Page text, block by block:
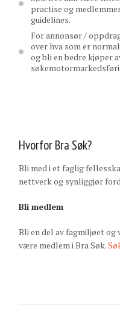
practise og
guidelines.
For annonsør /
over hva som er
og bli en bedre kjøper
Hvorfor Bra Søk?
Bli med i et faglig
nettverk og synliggjør
Bli medlem
Bli en del av fagmiljøet og
være medlem i Bra Søk.